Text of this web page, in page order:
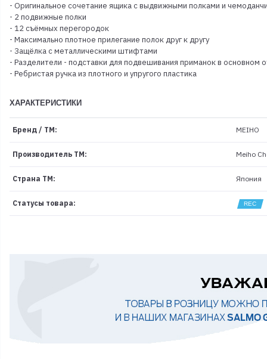
- Оригинальное сочетание ящика с выдвижными полками и
- 2 подвижные полки
- 12 съёмных перегородок
- Максимально плотное прилегание полок друг к другу
- Защёлка с металлическими штифтами
- Разделители - подставки для подвешивания приманок в основном
- Ребристая ручка из плотного и упругого пластика
ХАРАКТЕРИСТИКИ
Бренд / ТМ: MEIHO
Производитель ТМ: Meiho
Страна ТМ: Япония
Статусы товара: